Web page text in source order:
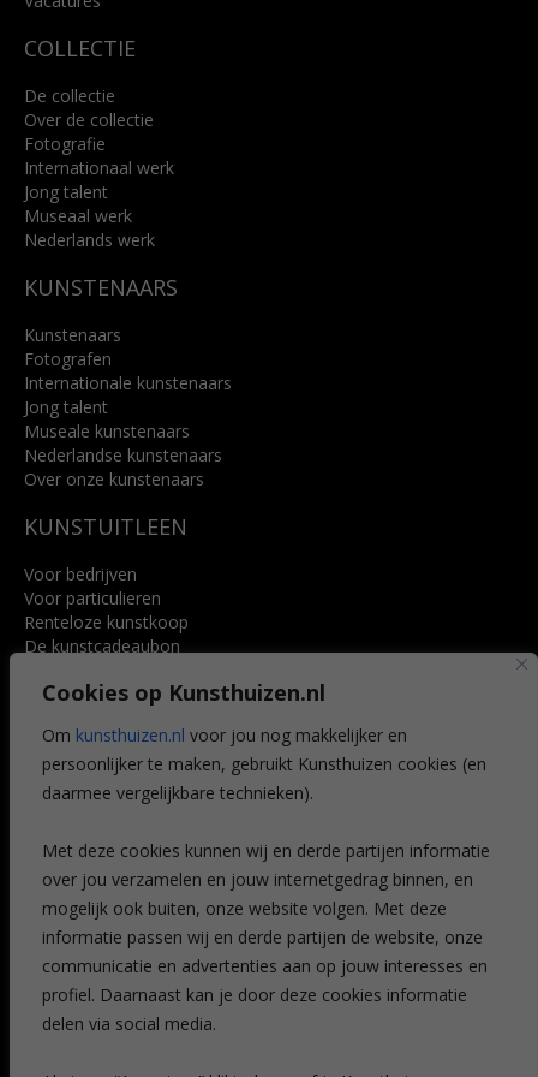
Cookies op Kunsthuizen.nl
Om kunsthuizen.nl voor jou nog makkelijker en
persoonlijker te maken, gebruikt Kunsthuizen cookies (en
daarmee vergelijkbare technieken).
Met deze cookies kunnen wij en derde partijen informatie
over jou verzamelen en jouw internetgedrag binnen, en
mogelijk ook buiten, onze website volgen. Met deze
informatie passen wij en derde partijen de website, onze
communicatie en advertenties aan op jouw interesses en
profiel. Daarnaast kan je door deze cookies informatie
delen via social media.
COLLECTIE
De collectie
Over de collectie
Fotografie
Internationaal werk
Jong talent
Museaal werk
Nederlands werk
KUNSTENAARS
Kunstenaars
Fotografen
Internationale kunstenaars
Jong talent
Museale kunstenaars
Nederlandse kunstenaars
Over onze kunstenaars
KUNSTUITLEEN
Voor bedrijven
Voor particulieren
Renteloze kunstkoop
De kunstcadeaubon
Voordelen
Veelgestelde vragen
CONTACT
Leiden
Amsterdam
Breda
Favorieten
Mijn art alert
NIEUWSBRIEF